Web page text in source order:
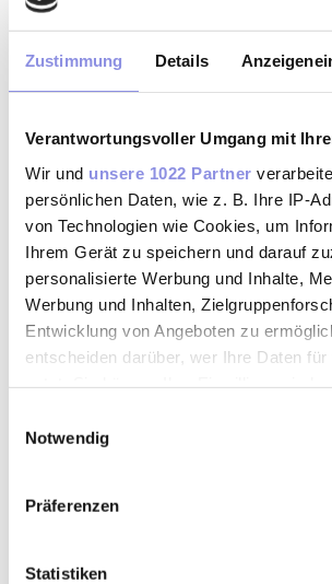
Zustimmung Details
Verantwortungsvoller Umgang mit
Wir und unsere 1022 Partner
persönlichen Daten, wie z. B. Ihre IP-
von Technologien wie Cookies, um
Ihrem Gerät zu speichern und darauf
personalisierte Werbung und Inhalte,
Werbung und Inhalten,
Entwicklung von Angeboten zu
entscheiden darüber, wer Ihre Daten
Trigger Symbol ändern oder widerrufen
Informationen über Ihre
Ihr Gerät durch aktives Scannen
Notwendig
Präferenzen
Statistiken
erklären dir, wie jede Methode
welche Vor- und Nachteile sie mit
Finde heraus, welche
ARTIKEL FILTERN